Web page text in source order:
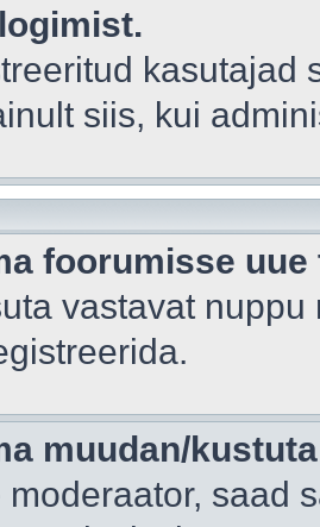
kasutajad
siis, kui
foorumisse uue
vastavat
muudan/
moderaator, saad